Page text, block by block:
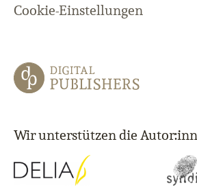
Cookie-Einstellungen
Wir unterstützen die